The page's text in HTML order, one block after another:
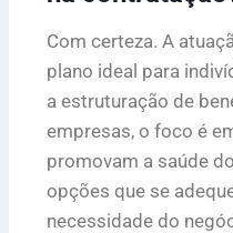
Com certeza. A
plano ideal para
a estruturação de
empresas, o foco é
promovam a saúde
opções que se
necessidade do